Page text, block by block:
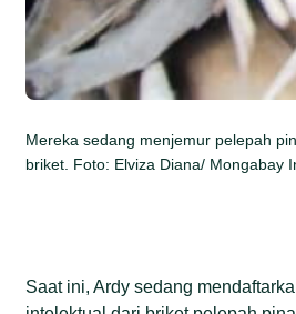
Mereka sedang menjemur pelepah
briket. Foto: Elviza Diana/ Mongabay
Saat ini, Ardy sedang